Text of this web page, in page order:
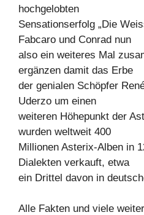
hochgelobten
Sensationserfolg „Die
Fabcaro und Conrad nun
also ein weiteres Mal
ergänzen damit das Erbe
der genialen Schöpfer
Uderzo um einen
weiteren Höhepunkt der
wurden weltweit 400
Millionen Asterix-Alben in
Dialekten verkauft, etwa
ein Drittel davon in
Alle Fakten und viele